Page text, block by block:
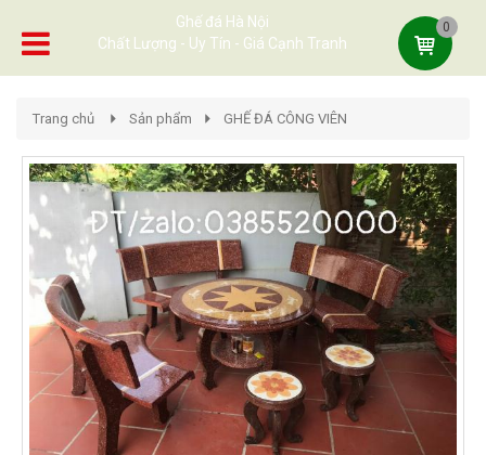
Ghế đá Hà Nội
Chất Lượng - Uy Tín - Giá Cạnh Tranh
0
Trang chủ Sản phẩm GHẾ ĐÁ CÔNG VIÊN